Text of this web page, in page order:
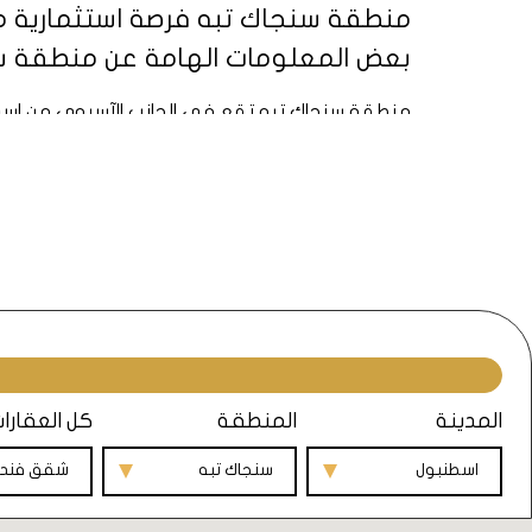
منطقة سنجاك تبه فرصة استثمارية
بعض المعلومات الهامة عن منطقة
منطقة سنجاك تبه تقع في الجانب الآسيوي من اسطنبول، وتبعد عن وسط المدينة 25 كم، وعن مطار
منطقة سنجاك تبه تشهد نمواً عمرانياً واقتصادياً
من الخدمات الأساسية والترفيهية.
المدينة
اسطنبول
المنطقة
سنجاك تبه
كل
شقق